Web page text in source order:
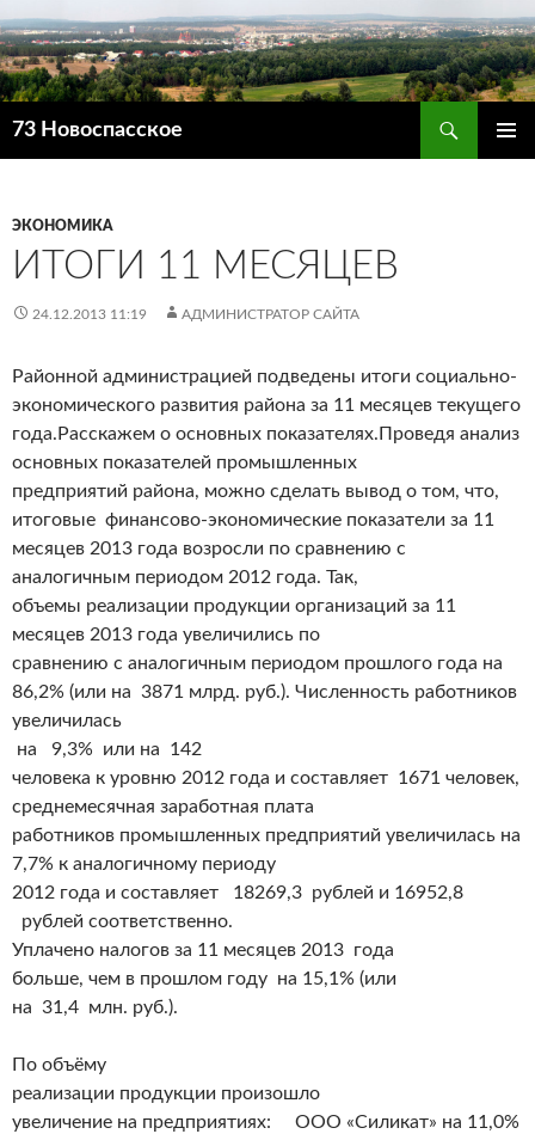
73 Новоспасское
ЭКОНОМИКА
ИТОГИ 11 МЕСЯЦЕВ
24.12.2013 11:19 АДМИНИСТРАТОР САЙТА
Районной администрацией подведены итоги социально-
экономического развития района за 11 месяцев текущего
года.Расскажем о основных показателях.Проведя анализ
основных показателей промышленных
предприятий района, можно сделать вывод о том, что,
итоговые финансово-экономические показатели за 11
месяцев 2013 года возросли по сравнению с
аналогичным периодом 2012 года. Так,
объемы реализации продукции организаций за 11
месяцев 2013 года увеличились по
сравнению с аналогичным периодом прошлого года на
86,2% (или на 3871 млрд. руб.). Численность работников
увеличилась
на 9,3% или на 142
человека к уровню 2012 года и составляет 1671 человек,
среднемесячная заработная плата
работников промышленных предприятий увеличилась на
7,7% к аналогичному периоду
2012 года и составляет 18269,3 рублей и 16952,8
рублей соответственно.
Уплачено налогов за 11 месяцев 2013 года
больше, чем в прошлом году на 15,1% (или
на 31,4 млн. руб.).
По объёму
реализации продукции произошло
увеличение на предприятиях: ООО «Силикат» на 11,0%